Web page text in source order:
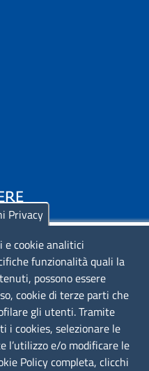
Privacy
e cookie analitici
funzionalità quali la
possono essere
cookie di terze parti che
gli utenti. Tramite
i cookies, selezionare le
l’utilizzo e/o modificare le
Policy completa, clicchi